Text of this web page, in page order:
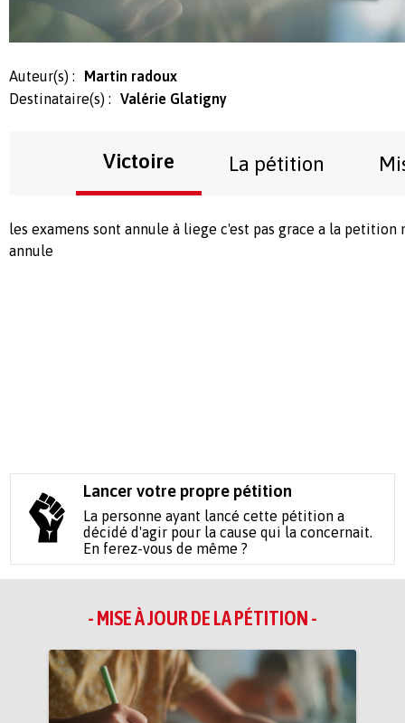
Auteur(s) :
Martin radoux
Destinataire(s) :
Valérie Glatigny
Victoire La pétition
les examens sont annule à liege c'est pas grace a la petition
annule
Lancer votre propre pétition
La personne ayant lancé cette pétition a
décidé d'agir pour la cause qui la concernait.
En ferez-vous de même ?
- MISE À JOUR DE LA PÉTITION -